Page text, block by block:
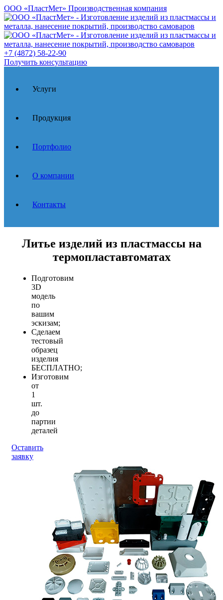
ООО «ПластМет» Производственная компания
+7 (4872) 58-22-90
Получить консультацию
Услуги
Продукция
Портфолио
О компании
Контакты
Литье изделий из пластмассы на
термопластавтоматах
Подготовим
3D
модель
по
вашим
эскизам;
Сделаем
тестовый
образец
изделия
БЕСПЛАТНО;
Изготовим
от
1
шт.
до
партии
деталей
Оставить
заявку